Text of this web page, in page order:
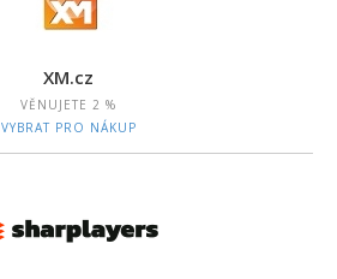
XM.cz
VĚNUJETE 2 %
VYBRAT PRO NÁKUP